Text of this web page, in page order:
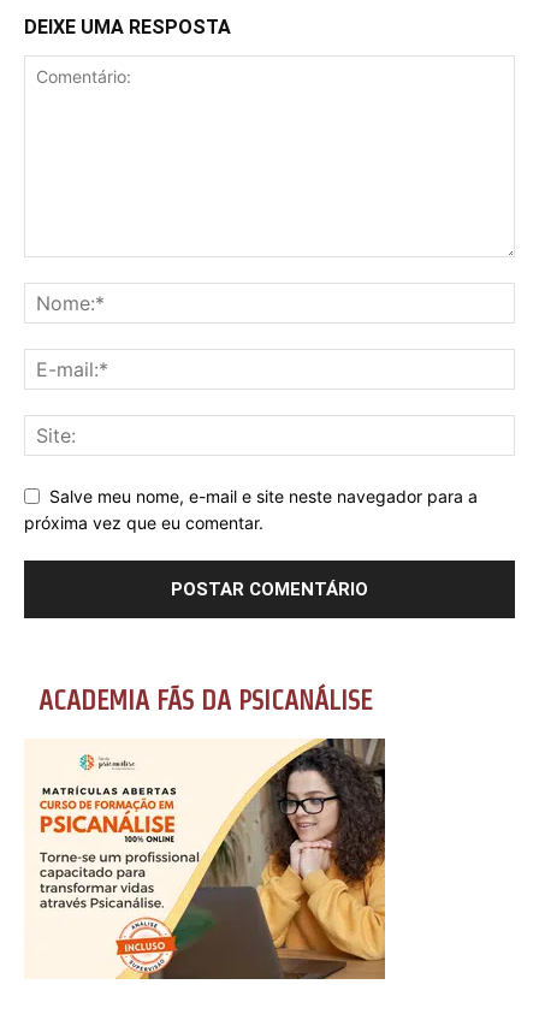
DEIXE UMA RESPOSTA
Salve meu nome, e-mail e site neste navegador para a
próxima vez que eu comentar.
ACADEMIA FÃS DA PSICANÁLISE